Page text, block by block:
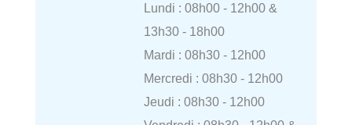
Lundi : 08h00 - 12h00 &
13h30 - 18h00
Mardi : 08h30 - 12h00
Mercredi : 08h30 - 12h00
Jeudi : 08h30 - 12h00